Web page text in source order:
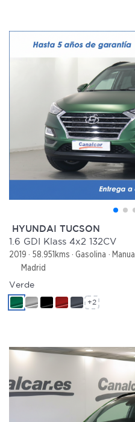
HYUNDAI TUCSON
1.6 GDI Klass 4x2 132CV
2019 58.951kms Gasolina
Manual
Madrid
Verde
+2